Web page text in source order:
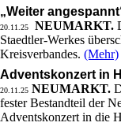
„Weiter
20.11.25 NEUMARKT.
Staedtler-Werkes
Kreisverbandes. (Mehr)
Adventskonzert in
20.11.25 NEUMARKT.
fester Bestandteil der
Adventskonzert in die